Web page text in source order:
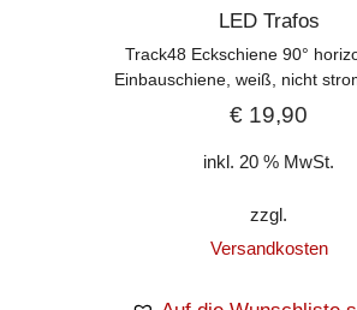
LED Trafos
Track48 Eckschiene 90°
Einbauschiene, weiß, nicht
€ 19,90
inkl. 20 % MwSt.
zzgl.
Versandkosten